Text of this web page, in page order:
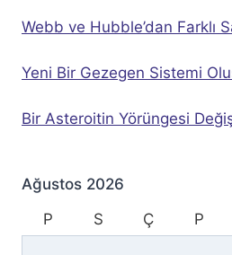
Webb ve Hubble’dan Farklı
Yeni Bir Gezegen Sistemi
Bir Asteroitin Yörüngesi
Ağustos 2026
P
S Ç P